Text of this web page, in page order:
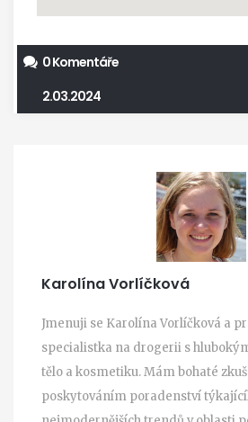
0 Komentáře
2.03.2024
Karolína Vorlíčková
Jmenuji se Karolína Vorlíčková a
specialistka na drogerii s
tělo a kosmetiku. Mám bohaté
poskytováním poradenství